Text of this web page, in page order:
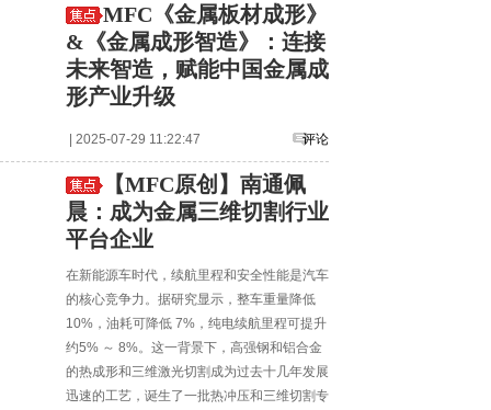
MFC《金属板材成形》
&《金属成形智造》：连接
未来智造，赋能中国金属成
形产业升级
| 2025-07-29 11:22:47 评论
【MFC原创】南通佩
晨：成为金属三维切割行业
平台企业
在新能源车时代，续航里程和安全性能是汽车
的核心竞争力。据研究显示，整车重量降低
10%，油耗可降低 7%，纯电续航里程可提升
约5% ～ 8%。这一背景下，高强钢和铝合金
的热成形和三维激光切割成为过去十几年发展
迅速的工艺，诞生了一批热冲压和三维切割专